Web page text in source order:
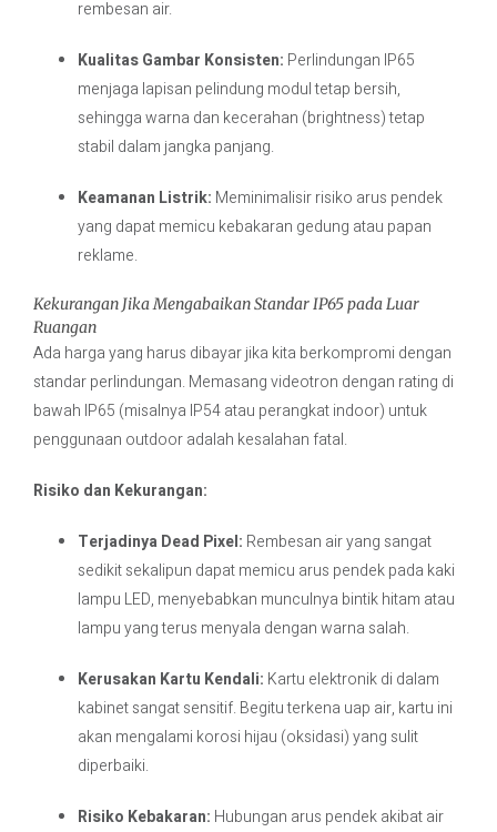
rembesan air.
Kualitas Gambar Konsisten: Perlindungan IP65
menjaga lapisan pelindung modul tetap bersih,
sehingga warna dan kecerahan (brightness) tetap
stabil dalam jangka panjang.
Keamanan Listrik: Meminimalisir risiko arus pendek
yang dapat memicu kebakaran gedung atau papan
reklame.
Kekurangan Jika Mengabaikan Standar IP65 pada Luar
Ruangan
Ada harga yang harus dibayar jika kita berkompromi dengan
standar perlindungan. Memasang videotron dengan rating di
bawah IP65 (misalnya IP54 atau perangkat indoor) untuk
penggunaan outdoor adalah kesalahan fatal.
Risiko dan Kekurangan:
Terjadinya Dead Pixel: Rembesan air yang sangat
sedikit sekalipun dapat memicu arus pendek pada kaki
lampu LED, menyebabkan munculnya bintik hitam atau
lampu yang terus menyala dengan warna salah.
Kerusakan Kartu Kendali: Kartu elektronik di dalam
kabinet sangat sensitif. Begitu terkena uap air, kartu ini
akan mengalami korosi hijau (oksidasi) yang sulit
diperbaiki.
Risiko Kebakaran: Hubungan arus pendek akibat air